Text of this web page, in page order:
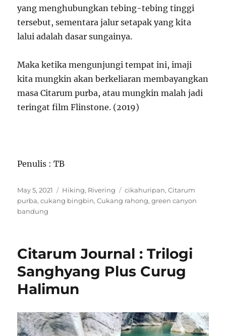
yang menghubungkan tebing-tebing tinggi
tersebut, sementara jalur setapak yang kita
lalui adalah dasar sungainya.
Maka ketika mengunjungi tempat ini, imaji
kita mungkin akan berkeliaran membayangkan
masa Citarum purba, atau mungkin malah jadi
teringat film Flinstone. (2019)
Penulis : TB
Posted
on
May 5, 2021 Categories
Hiking, Rivering Tags
cikahuripan,Citarum
purba,cukang bingbin,Cukang rahong,green canyon
bandung
Citarum Journal : Trilogi
Sanghyang Plus Curug
Halimun